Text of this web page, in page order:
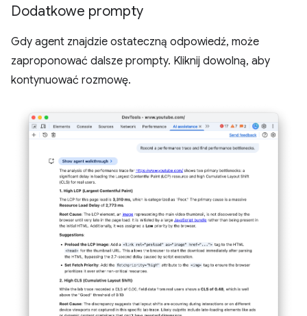
Dodatkowe prompty
Gdy agent znajdzie ostateczną odpowiedź, może
zaproponować dalsze prompty. Kliknij dowolną, aby
kontynuować rozmowę.